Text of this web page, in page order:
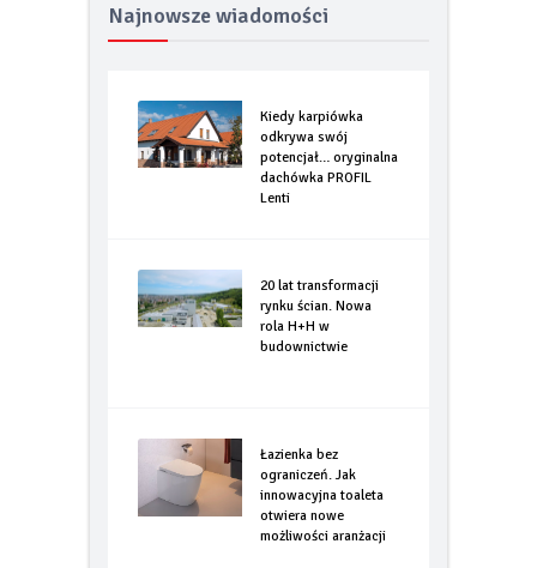
Najnowsze wiadomości
Kiedy karpiówka
odkrywa swój
potencjał… oryginalna
dachówka PROFIL
20 lat transformacji
rynku ścian. Nowa
rola H+H w
Łazienka bez
ograniczeń. Jak
innowacyjna toaleta
otwiera nowe